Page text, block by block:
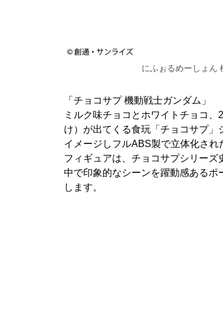
にふぉるめーしょん
「チョコサプ 機動戦士ガンダム」
ミルク味チョコとホワイトチョコ
け）が出てくる食玩「チョコサプ
イメージしフルABS製で立体化され
フィギュアは、チョコサプシリー
中で印象的なシーンを躍動感ある
します。